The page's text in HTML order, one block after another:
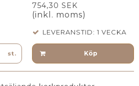
754,30 SEK
(inkl. moms)
LEVERANSTID: 1 VECKA
st. Köp